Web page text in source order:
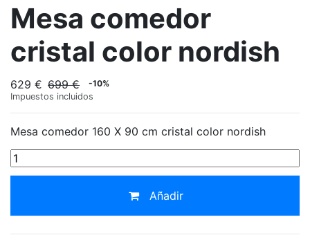
Mesa comedor
cristal color nordish
629 € 699 €
-10%
Impuestos incluidos
Mesa comedor 160 X 90 cm cristal color nordish
Añadir